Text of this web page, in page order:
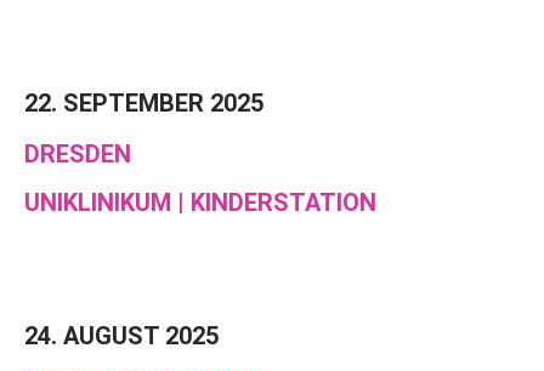
22. SEPTEMBER 2025
DRESDEN
UNIKLINIKUM | KINDERSTATION
24. AUGUST 2025